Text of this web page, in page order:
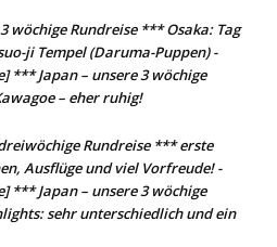
wöchige Rundreise *** Osaka: Tag
ji Tempel (Daruma-Puppen) -
*** Japan – unsere 3 wöchige
– eher ruhig!
Rundreise *** erste
Ausflüge und viel Vorfreude! -
*** Japan – unsere 3 wöchige
sehr unterschiedlich und ein